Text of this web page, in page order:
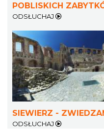
POBLISKICH
ODSŁUCHAJ
SIEWIERZ -
ODSŁUCHAJ